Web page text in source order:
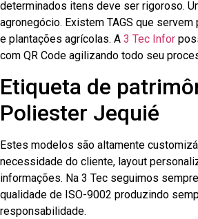
determinados itens deve ser rigoroso.
agronegócio. Existem TAGS que
e plantações agrícolas. A 3 Tec Infor
com QR Code agilizando todo seu
Etiqueta de
Poliester Jequié
Estes modelos são altamente
necessidade do cliente, layout
informações. Na 3 Tec seguimos
qualidade de ISO-9002 produzindo
responsabilidade.